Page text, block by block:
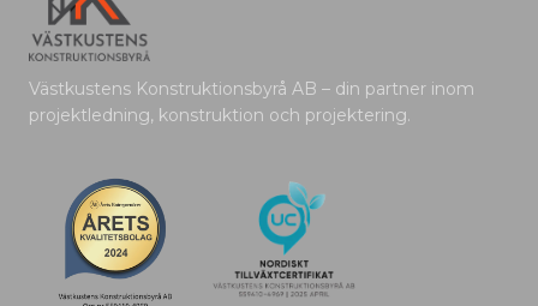
Västkustens Konstruktionsbyrå AB – din partner inom
projektledning, konstruktion och projektering.